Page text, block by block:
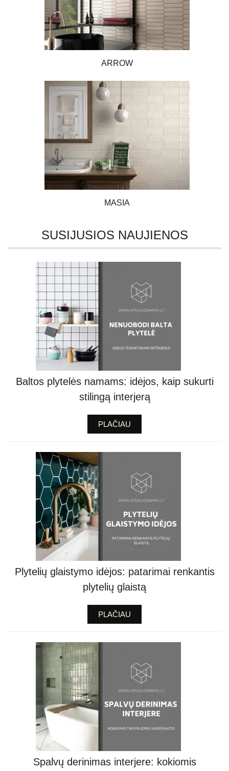
ARROW
MASIA
SUSIJUSIOS NAUJIENOS
Baltos plytelės namams: idėjos, kaip sukurti
stilingą interjerą
PLAČIAU
Plytelių glaistymo idėjos: patarimai renkantis
plytelių glaistą
PLAČIAU
Spalvų derinimas interjere: kokiomis